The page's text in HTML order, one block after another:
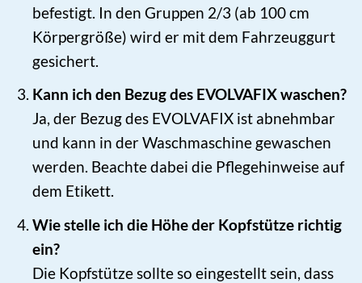
befestigt. In den Gruppen 2/3 (ab 100 cm
Körpergröße) wird er mit dem Fahrzeuggurt
gesichert.
Kann ich den Bezug des EVOLVAFIX waschen?
Ja, der Bezug des EVOLVAFIX ist abnehmbar
und kann in der Waschmaschine gewaschen
werden. Beachte dabei die Pflegehinweise auf
dem Etikett.
Wie stelle ich die Höhe der Kopfstütze richtig
ein?
Die Kopfstütze sollte so eingestellt sein, dass